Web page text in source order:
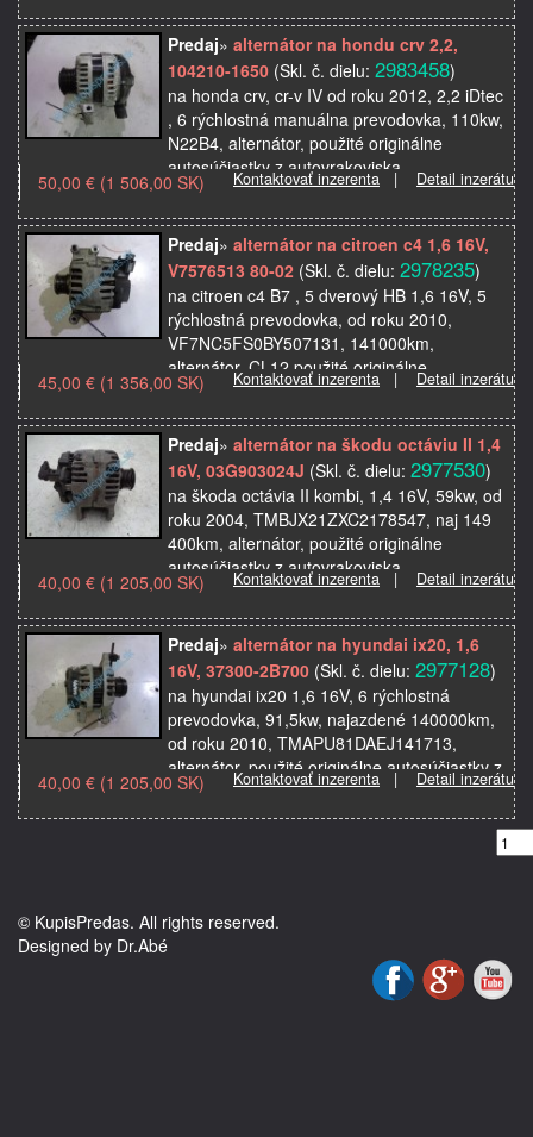
Predaj» alternátor na hondu crv 2,2,
104210-1650 (Skl. č. dielu: 2983458)
na honda crv, cr-v IV od roku 2012, 2,2 iDtec
, 6 rýchlostná manuálna prevodovka, 110kw,
N22B4, alternátor, použité originálne
autosúčiastky z autovrakoviska
Kontaktovať inzerenta | Detail inzerátu
50,00 € (1 506,00 SK)
Predaj» alternátor na citroen c4 1,6 16V,
V7576513 80-02 (Skl. č. dielu: 2978235)
na citroen c4 B7 , 5 dverový HB 1,6 16V, 5
rýchlostná prevodovka, od roku 2010,
VF7NC5FS0BY507131, 141000km,
alternátor, CL12 použité originálne
autosúčiastky z autovrakoviska …
Kontaktovať inzerenta | Detail inzerátu
45,00 € (1 356,00 SK)
Predaj» alternátor na škodu octáviu II 1,4
16V, 03G903024J (Skl. č. dielu: 2977530)
na škoda octávia II kombi, 1,4 16V, 59kw, od
roku 2004, TMBJX21ZXC2178547, naj 149
400km, alternátor, použité originálne
autosúčiastky z autovrakoviska
Kontaktovať inzerenta | Detail inzerátu
40,00 € (1 205,00 SK)
Predaj» alternátor na hyundai ix20, 1,6
16V, 37300-2B700 (Skl. č. dielu: 2977128)
na hyundai ix20 1,6 16V, 6 rýchlostná
prevodovka, 91,5kw, najazdené 140000km,
od roku 2010, TMAPU81DAEJ141713,
alternátor, použité originálne autosúčiastky z
autovrakoviskaKontaktovať inzerenta | Detail inzerátu
40,00 € (1 205,00 SK)
© KupisPredas. All rights reserved.
Designed by Dr.Abé